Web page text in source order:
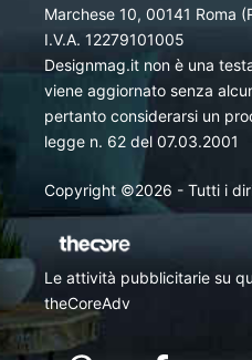
Marchese 10, 00141 Roma
I.V.A. 12279101005
Designmag.it non è una
viene aggiornato senza
pertanto considerarsi un
legge n. 62 del 07.03.2001
Copyright ©2026 - Tutti i
Le attività pubblicitarie su
theCoreAdv